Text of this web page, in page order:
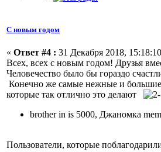
С новым годом
« Ответ #4 : 31 Декабря 2018,
Всех, всех с новым годом! Друзья
Человечество было бы гораздо
Конечно же самые нежные и
которые так отлично это делают
brother in is 5000, Джаномка
Пользователи, которые